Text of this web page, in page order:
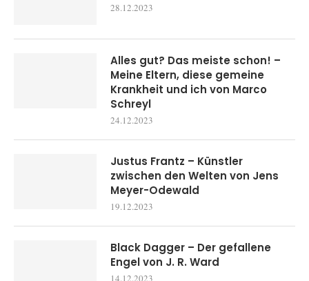
28.12.2023
Alles gut? Das meiste schon! –
Meine Eltern, diese gemeine
Krankheit und ich von Marco
Schreyl
24.12.2023
Justus Frantz – Künstler
zwischen den Welten von Jens
Meyer-Odewald
19.12.2023
Black Dagger – Der gefallene
Engel von J. R. Ward
14.12.2023